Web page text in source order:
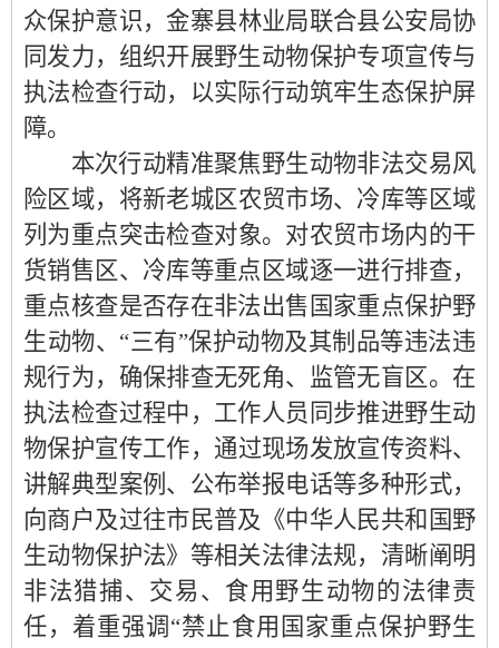
众保护意识，金寨县林业局联合县公安局协
同发力，组织开展野生动物保护专项宣传与
执法检查行动，以实际行动筑牢生态保护屏
障。
本次行动精准聚焦野生动物非法交易风
险区域， 将新老城区农贸市场、 冷库等区域
列为重点突击检查对象。对农贸市场内的干
货销售区、冷库等重点区域逐一进行排查，
重点核查是否存在非法出售国家重点保护野
生动物、 “三有”保护动物及其制品等违法违
规行为，确保排查无死角、监管无盲区。 在
执法检查过程中，工作人员同步推进野生动
物保护宣传工作， 通过现场发放宣传资料、
讲解典型案例、公布举报电话等多种形式，
向商户及过往市民普及《中华人民共和国野
生动物保护法》等相关法律法规，清晰阐明
非法猎捕、交易、食用野生动物的法律责
任，着重强调 “禁止食用国家重点保护野生